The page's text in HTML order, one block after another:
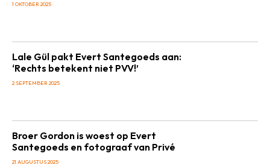
1 OKTOBER 2025
Lale Gül pakt Evert Santegoeds aan:
‘Rechts betekent niet PVV!’
2 SEPTEMBER 2025
Broer Gordon is woest op Evert
Santegoeds en fotograaf van Privé
21 AUGUSTUS 2025